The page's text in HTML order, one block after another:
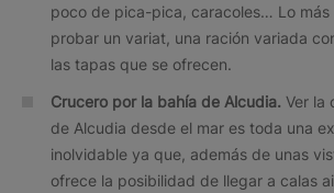
poco de pica-pica, caracoles… Lo más
probar un variat, una ración variada
las tapas que se ofrecen.
Crucero por la bahía de Alcudia. Ver la
de Alcudia desde el mar es toda una
inolvidable ya que, además de unas
ofrece la posibilidad de llegar a calas